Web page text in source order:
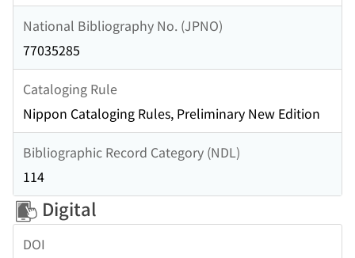
National Bibliography No. (JPNO)
77035285
Cataloging Rule
Nippon Cataloging Rules, Preliminary New Edition
Bibliographic Record Category (NDL)
114
Digital
DOI